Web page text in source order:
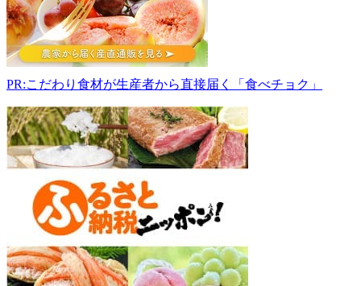
売
所
583-
0995
大
阪
府
南
河
内
郡
子
0721-
PR:こだわり食材が生産者から直接届く「食べチョク」